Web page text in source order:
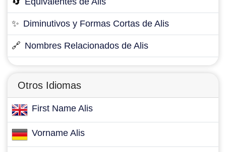
✨ Diminutivos y Formas Cortas de Alis
🔗 Nombres Relacionados de Alis
Otros Idiomas
First Name Alis
Vorname Alis